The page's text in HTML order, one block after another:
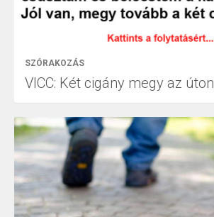
SZÓRAKOZÁS
VICC: Két cigány megy az úton